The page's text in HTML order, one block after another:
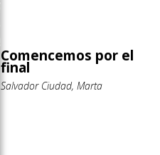
Comencemos por el
final
Salvador Ciudad, Marta